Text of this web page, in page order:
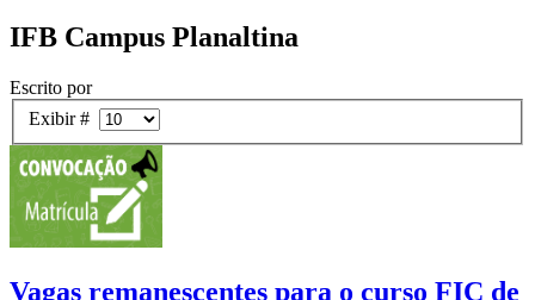
IFB Campus Planaltina
Escrito por
Exibir #
Vagas remanescentes para o curso FIC de